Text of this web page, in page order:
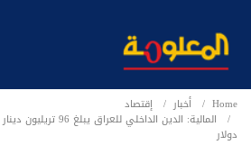
Home أخبار
إقتصاد
دولار